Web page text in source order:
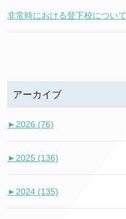
非常時における登下校について
アーカイブ
► 2026 (76)
► 2025 (136)
► 2024 (135)